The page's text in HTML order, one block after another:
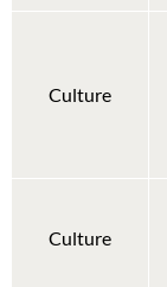
Culture
Culture